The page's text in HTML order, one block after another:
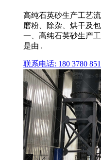
高纯石英砂生产工艺
磨粉、除杂、烘干及
一、高纯石英砂生产
是由 .
联系电话: 180 3780